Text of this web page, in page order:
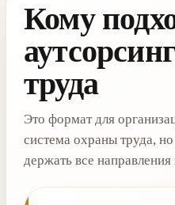
Кому
труда
Это формат для
система охраны труда,
держать все